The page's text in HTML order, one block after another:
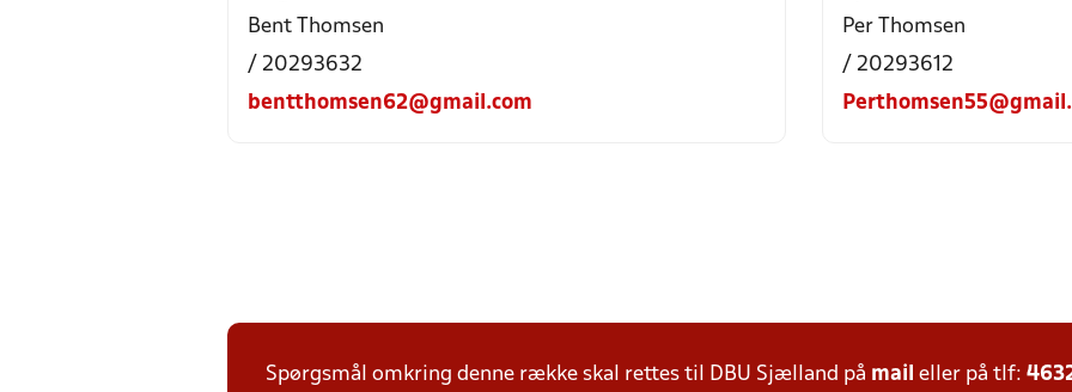
Bent Thomsen
/ 20293632
bentthomsen62@gmail.com
Per Thomsen
/ 20293612
Spørgsmål omkring denne række skal rettes til DBU Sjælland på mail eller på tlf: